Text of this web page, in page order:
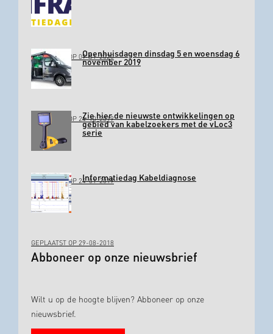
GEPLAATST OP 09-01-2020Openhuisdagen dinsdag 5 en woensdag 6
november 2019
GEPLAATST OP 24-10-2019Zie hier de nieuwste ontwikkelingen op
gebied van kabelzoekers met de vLoc3
serie
GEPLAATST OP 24-01-2019Informatiedag Kabeldiagnose
GEPLAATST OP 29-08-2018
Abboneer op onze nieuwsbrief
Wilt u op de hoogte blijven? Abboneer op onze
nieuwsbrief.